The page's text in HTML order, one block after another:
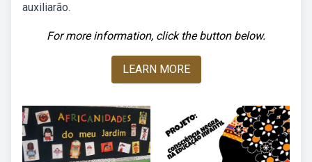
auxiliarão.
For more information, click the button below.
LEARN MORE